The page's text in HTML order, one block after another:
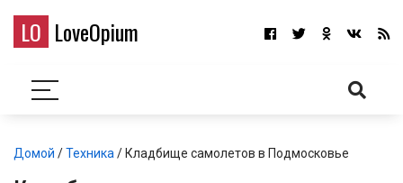
LO LoveOpium
Домой /Техника / Кладбище самолетов в Подмосковье